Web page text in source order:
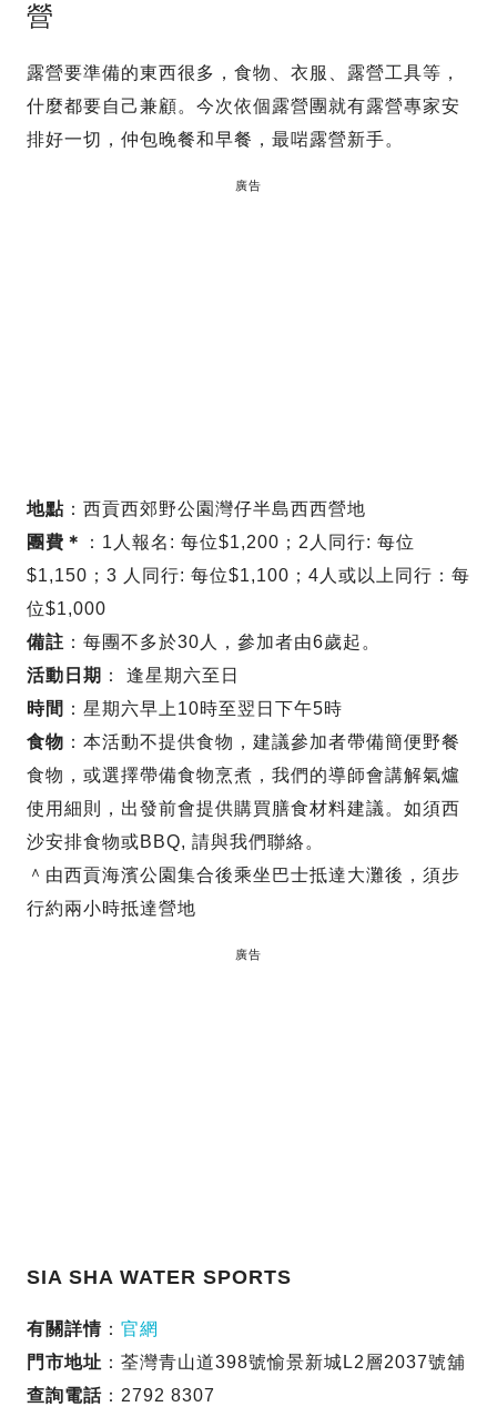
營
露營要準備的東西很多，食物、衣服、露營工具等，
什麼都要自己兼顧。今次依個露營團就有露營專家安
排好一切，仲包晚餐和早餐，最啱露營新手。
廣告
地點 ：西貢西郊野公園灣仔半島西西營地
團費＊
：1人報名: 每位$1,200；2人同行: 每位
$1,150；3 人同行: 每位$1,100；4人或以上同行：每
位$1,000
備註 ：每團不多於30人，參加者由6歲起。
活動日期 ： 逢星期六至日
時間 ：星期六早上10時至翌日下午5時
食物 ：本活動不提供食物，建議參加者帶備簡便野餐
食物，或選擇帶備食物烹煮，我們的導師會講解氣爐
使用細則，出發前會提供購買膳食材料建議。如須西
沙安排食物或BBQ, 請與我們聯絡。
＾由西貢海濱公園集合後乘坐巴士抵達大灘後，須步
行約兩小時抵達營地
廣告
SIA SHA WATER SPORTS
有關詳情 ： 官網
門市地址 ：荃灣青山道398號愉景新城L2層2037號舖
查詢電話 ：2792 8307